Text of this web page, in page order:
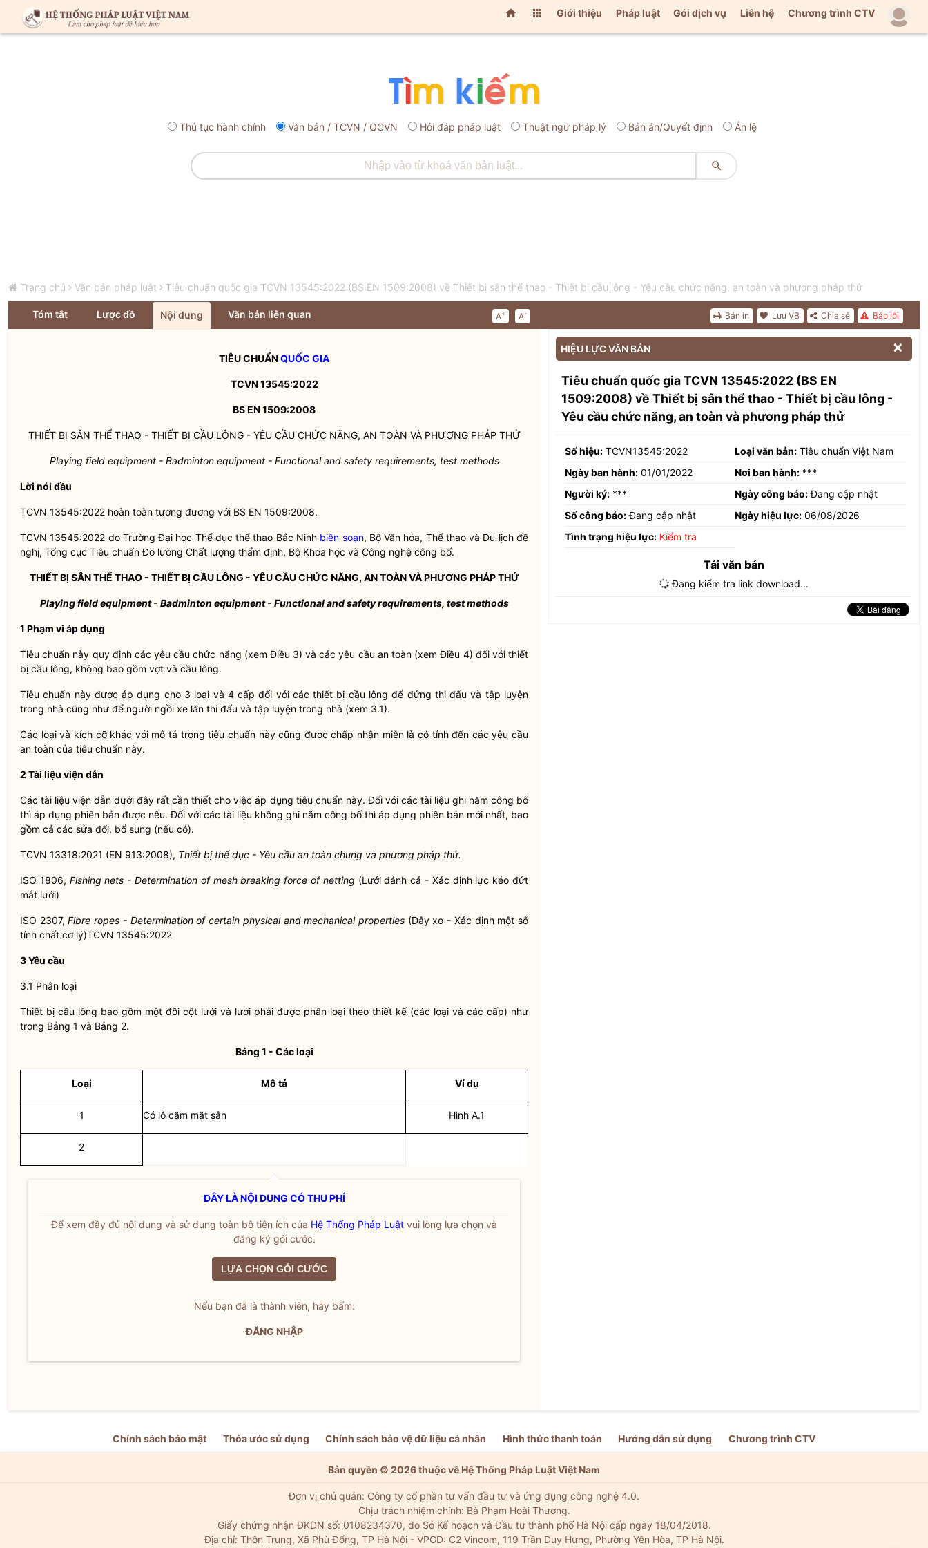
  Giới thiệu Pháp luật Gói dịch vụ Liên hệ Chương trình CTV
Thủ tục hành chính Văn bản / TCVN / QCVN Hỏi đáp pháp luật Thuật ngữ pháp lý Bản án/Quyết định Án lệ

Trang chủ Văn bản pháp luật Tiêu chuẩn quốc gia TCVN 13545:2022 (BS EN 1509:2008) về Thiết bị sân thể thao - Thiết bị cầu lông - Yêu cầu chức năng, an toàn và phương pháp thử
Tóm tắt Lược đồ Nội dung Văn bản liên quan A+ A- Báo lỗi
Chia sẻ
Lưu VB
Bản in
TIÊU CHUẨNQUỐC GIA
TCVN 13545:2022
BS EN 1509:2008
THIẾT BỊ SÂN THỂ THAO - THIẾT BỊ CẦU LÔNG - YÊU CẦU CHỨC NĂNG, AN TOÀN VÀ PHƯƠNG PHÁP THỬ
Playing field equipment - Badminton equipment - Functional and safety requirements, test methods
Lời nói đầu
TCVN 13545:2022 hoàn toàn tương đương với BS EN 1509:2008.
TCVN 13545:2022 do Trường Đại học Thể dục thể thao Bắc Ninh biên soạn, Bộ Văn hóa, Thể thao và Du lịch đề
nghị, Tổng cục Tiêu chuẩn Đo lường Chất lượng thẩm định, Bộ Khoa học và Công nghệ công bố.
THIẾT BỊ SÂN THỂ THAO - THIẾT BỊ CẦU LÔNG - YÊU CẦU CHỨC NĂNG, AN TOÀN VÀ PHƯƠNG PHÁP THỬ
Playing field equipment - Badminton equipment - Functional and safety requirements, test methods
1 Phạm vi áp dụng
Tiêu chuẩn này quy định các yêu cầu chức năng (xem Điều 3) và các yêu cầu an toàn (xem Điều 4) đối với thiết
bị cầu lông, không bao gồm vợt và cầu lông.
Tiêu chuẩn này được áp dụng cho 3 loại và 4 cấp đối với các thiết bị cầu lông để đứng thi đấu và tập luyện
trong nhà cũng như để người ngồi xe lăn thi đấu và tập luyện trong nhà (xem 3.1).
Các loại và kích cỡ khác với mô tả trong tiêu chuẩn này cũng được chấp nhận miễn là có tính đến các yêu cầu
an toàn của tiêu chuẩn này.
2 Tài liệu viện dẫn
Các tài liệu viện dẫn dưới đây rất cần thiết cho việc áp dụng tiêu chuẩn này. Đối với các tài liệu ghi năm công bố
thì áp dụng phiên bản được nêu. Đối với các tài liệu không ghi năm công bố thì áp dụng phiên bản mới nhất, bao
gồm cả các sửa đổi, bổ sung (nếu có).
TCVN 13318:2021 (EN 913:2008), Thiết bị thể dục - Yêu cầu an toàn chung và phương pháp thử.
ISO 1806, Fishing nets - Determination of mesh breaking force of netting (Lưới đánh cá - Xác định lực kéo đứt
mắt lưới)
ISO 2307,Fibre ropes - Determination of certain physical and mechanical properties(Dây xơ - Xác định một số
tính chất cơ lý)TCVN 13545:2022
3 Yêu cầu
3.1 Phân loại
Thiết bị cầu lông bao gồm một đôi cột lưới và lưới phải được phân loại theo thiết kế (các loại và các cấp) như
trong Bảng 1 và Bảng 2.
Bảng 1 - Các loại
Loại Mô tả Ví dụ
1 Có lỗ cắm mặt sân Hình A.1
2
ĐÂY LÀ NỘI DUNG CÓ THU PHÍ
Để xem đầy đủ nội dung và sử dụng toàn bộ tiện ích của Hệ Thống Pháp Luật vui lòng lựa chọn và
đăng ký gói cước.
LỰA CHỌN GÓI CƯỚC
Nếu bạn đã là thành viên, hãy bấm:
ĐĂNG NHẬP
HIỆU LỰC VĂN BẢN 
Tiêu chuẩn quốc gia TCVN 13545:2022 (BS EN
1509:2008) về Thiết bị sân thể thao - Thiết bị cầu lông -
Yêu cầu chức năng, an toàn và phương pháp thử
Số hiệu: TCVN13545:2022 Loại văn bản: Tiêu chuẩn Việt Nam
Ngày ban hành: 01/01/2022 Nơi ban hành: ***
Người ký: *** Ngày công báo:Đang cập nhật
Số công báo:Đang cập nhật Ngày hiệu lực: 06/08/2026
Tình trạng hiệu lực: Kiểm tra
Tải văn bản
Đang kiểm tra link download...
Chính sách bảo mật Thỏa ước sử dụng Chính sách bảo vệ dữ liệu cá nhân Hình thức thanh toán Hướng dẫn sử dụng Chương trình CTV
Bản quyền © 2026 thuộc về Hệ Thống Pháp Luật Việt Nam
Đơn vị chủ quản: Công ty cổ phần tư vấn đầu tư và ứng dụng công nghệ 4.0.
Chịu trách nhiệm chính: Bà Phạm Hoài Thương.
Giấy chứng nhận ĐKDN số: 0108234370, do Sở Kế hoạch và Đầu tư thành phố Hà Nội cấp ngày 18/04/2018.
Địa chỉ: Thôn Trung, Xã Phù Đổng, TP Hà Nội - VPGD: C2 Vincom, 119 Trần Duy Hưng, Phường Yên Hòa, TP Hà Nội.